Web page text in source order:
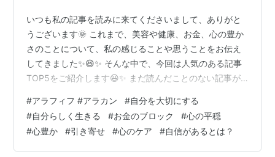
いつも私の記事を読みに来てくださいまして、ありがと
うございます🌞 これまで、美容や健康、お金、心の豊か
さのことについて、私の感じることや思うことをお伝え
してきました✨😆✨ そんな中で、今回は人気のある記事
TOP5をご紹介します😃✨ まだ読んだことのない記事が
ォー・アラフィフ女子の「筋活」は心も同時に強くす
る！(No.5)🏆 毎朝、目覚めてすぐ布団の中でやっている
ストレッチ＆簡単なワークアウトを１種類だけずっと続
けている私。大したことをしているわけじゃないのに、
#アラフィフ #アラカン #自分を大切にする
#自分らしく生きる #お金のブロック #心の平穏
#心豊か #引き寄せ #心のケア #自信があるとは？